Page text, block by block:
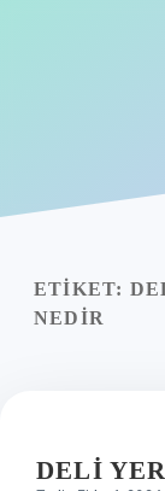
Yasal Uyarı
ETIKET:
NEDIR
DELI